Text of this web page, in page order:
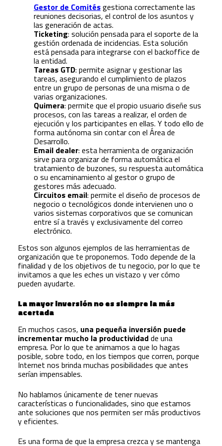
Gestor de Comitésgestiona correctamente las
reuniones decisorias, el control de los asuntos y
las generación de actas.
Ticketing: solución pensada para el soporte de la
gestión ordenada de incidencias. Esta solución
está pensada para integrarse con el backoffice de
la entidad.
Tareas GTD: permite asignar y gestionar las
tareas, asegurando el cumplimiento de plazos
entre un grupo de personas de una misma o de
varias organizaciones.
Quimera: permite que el propio usuario diseñe sus
procesos, con las tareas a realizar, el orden de
ejecución y los participantes en ellas. Y todo ello de
forma autónoma sin contar con el Área de
Desarrollo.
Email dealer: esta herramienta de organización
sirve para organizar de forma automática el
tratamiento de buzones, su respuesta automática
o su encaminamiento al gestor o grupo de
gestores más adecuado.
Circuitos email: permite el diseño de procesos de
negocio o tecnológicos donde intervienen uno o
varios sistemas corporativos que se comunican
entre sí a través y exclusivamente del correo
electrónico.
Estos son algunos ejemplos de las herramientas de
organización que te proponemos. Todo depende de la
finalidad y de los objetivos de tu negocio, por lo que te
invitamos a que les eches un vistazo y ver cómo
pueden ayudarte.
La mayor inversión no es siempre la más
acertada
En muchos casos, una pequeña inversión puede
incrementar mucho la productividadde una
empresa. Por lo que te animamos a que lo hagas
posible, sobre todo, en los tiempos que corren, porque
Internet nos brinda muchas posibilidades que antes
serían impensables.
No hablamos únicamente de tener nuevas
características o funcionalidades, sino que estamos
ante soluciones que nos permiten ser más productivos
y eficientes.
Es una forma de que la empresa crezca y se mantenga